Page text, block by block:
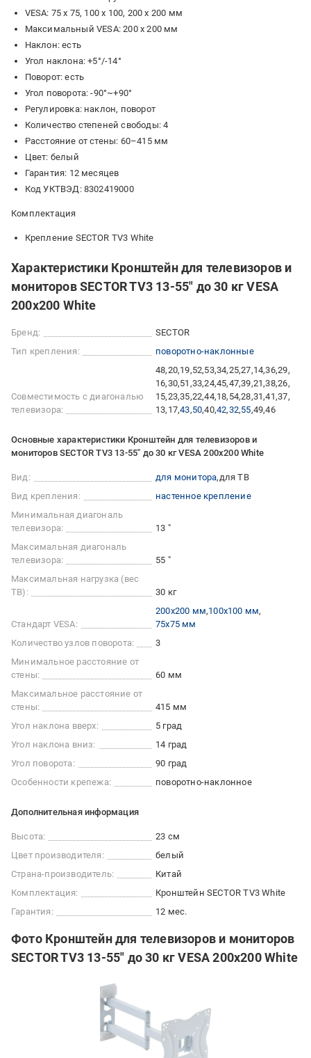
VESA: 75 x 75, 100 x 100, 200 x 200 мм
Максимальный VESA: 200 x 200 мм
Наклон: есть
Угол наклона: +5°/-14°
Поворот: есть
Угол поворота: -90°~+90°
Регулировка: наклон, поворот
Количество степеней свободы: 4
Расстояние от стены: 60–415 мм
Цвет: белый
Гарантия: 12 месяцев
Код УКТВЭД: 8302419000
Комплектация
Крепление SECTOR TV3 White
Характеристики Кронштейн для телевизоров и
мониторов SECTOR TV3 13-55" до 30 кг VESA
200x200 White
Бренд:
SECTOR
Тип крепления:
поворотно-наклонные
Совместимость с диагональю
телевизора:
48 20 19 52 53 34 25 27 14 36 29
16 30 51 33 24 45 47 39 21 38 26
15 23 35 22 44 18 54 28 31 41 37
13 17 43 50 40 42 32 55 49 46
Основные характеристики Кронштейн для телевизоров и
мониторов SECTOR TV3 13-55" до 30 кг VESA 200x200 White
Вид: для монитора для ТВ
Вид крепления:
настенное крепление
Минимальная диагональ
телевизора:
13 "
Максимальная диагональ
телевизора:
55 "
Максимальная нагрузка (вес
ТВ):
30 кг
Стандарт VESA:
200x200 мм 100x100 мм
75x75 мм
Количество узлов поворота:
3
Минимальное расстояние от
стены:
60 мм
Максимальное расстояние от
стены:
415 мм
Угол наклона вверх:
5 град
Угол наклона вниз:
14 град
Угол поворота:
90 град
Особенности крепежа:
поворотно-наклонное
Дополнительная информация
Высота:
23 см
Цвет производителя:
белый
Страна-производитель:
Китай
Комплектация:
Кронштейн SECTOR TV3 White
Гарантия:
12 мес.
Фото Кронштейн для телевизоров и мониторов
SECTOR TV3 13-55" до 30 кг VESA 200x200 White